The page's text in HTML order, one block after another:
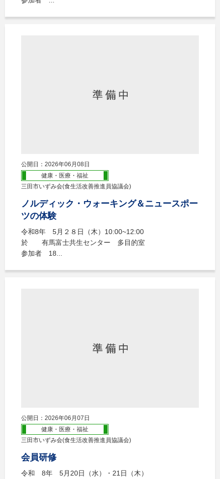
公開日：2026年06月08日
健康・医療・福祉
三田市いずみ会(食生活改善推進員協議会)
ノルディック・ウォーキング＆ニュースポー
ツの体験
令和8年 5月２８日（木）10:00~12:00
於 有馬富士共生センター 多目的室
参加者 18...
公開日：2026年06月07日
健康・医療・福祉
三田市いずみ会(食生活改善推進員協議会)
会員研修
令和 8年 5月20日（水）・21日（木）